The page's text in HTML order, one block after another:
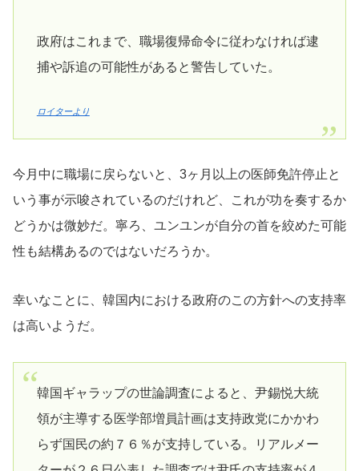
政府はこれまで、職場復帰命令に従わなければ逮
捕や訴追の可能性があると警告していた。
ロイターより
今月中に職場に戻らないと、3ヶ月以上の医師免許停止と
いう事が示唆されているのだけれど、これが功を奏するか
どうかは微妙だ。寧ろ、ユンユンが自分の首を絞めた可能
性も結構あるのではないだろうか。
幸いなことに、韓国内における政府のこの方針への支持率
は高いようだ。
韓国ギャラップの世論調査によると、尹錫悦大統
領が主導する医学部増員計画は支持政党にかかわ
らず国民の約７６％が支持している。リアルメー